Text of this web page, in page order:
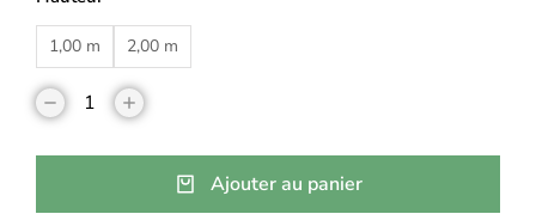
1,00 m 2,00 m
Ajouter au panier